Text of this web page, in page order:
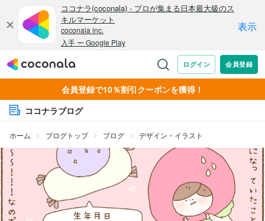
会員登録で10％割引クーポンを獲得！
ココナラブログ
ホーム ブログトップ ブログ デザイン・イラスト